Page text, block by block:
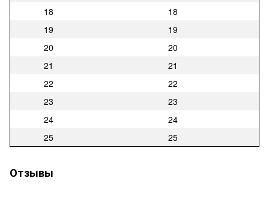
18
18
19
19
20
20
21
21
22
22
23
23
24
24
25
25
Отзывы